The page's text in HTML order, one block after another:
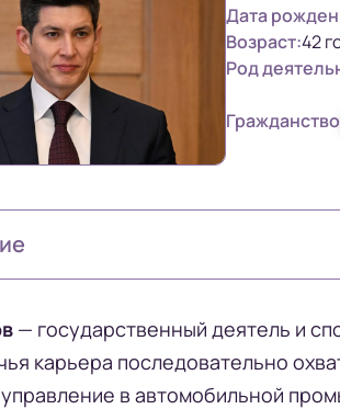
Дата
Возраст:42
Род
Гражданство
— государственный деятель и
карьера последовательно
в автомобильной